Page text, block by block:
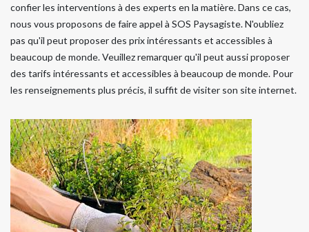
confier les interventions à des experts en la matière. Dans ce cas,
nous vous proposons de faire appel à SOS Paysagiste. N'oubliez
pas qu'il peut proposer des prix intéressants et accessibles à
beaucoup de monde. Veuillez remarquer qu'il peut aussi proposer
des tarifs intéressants et accessibles à beaucoup de monde. Pour
les renseignements plus précis, il suffit de visiter son site internet.